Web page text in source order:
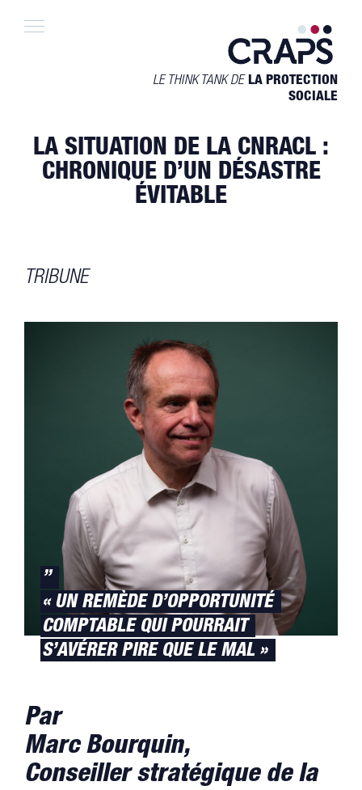
LE THINK TANK DE LA PROTECTION
SOCIALE
LA SITUATION DE LA CNRACL :
CHRONIQUE D’UN DÉSASTRE
ÉVITABLE
TRIBUNE
”
« UN REMÈDE D’OPPORTUNITÉ
COMPTABLE QUI POURRAIT
S’AVÉRER PIRE QUE LE MAL »
Par
Marc Bourquin,
Conseiller stratégique de la